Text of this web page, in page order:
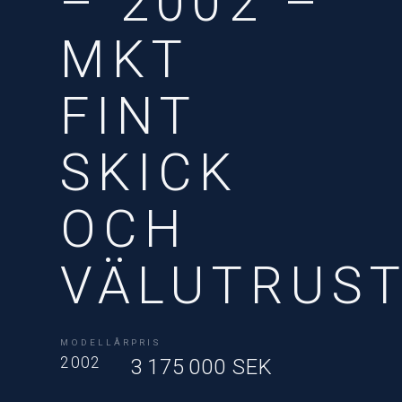
MKT
FINT
SKICK
OCH
MODELLÅR
2002
PRIS
3 175 000 SEK